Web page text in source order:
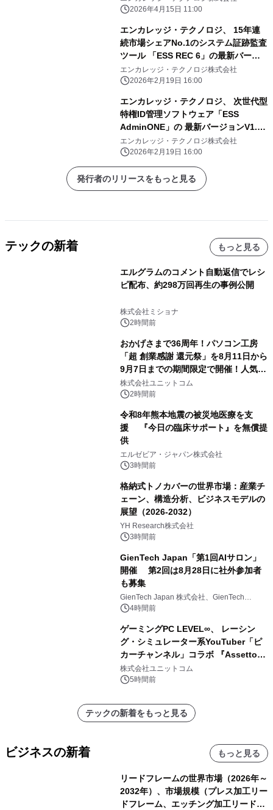
2026年4月15日 11:00
エンカレッジ・テクノロジ、 15年連
続市場シェアNo.1のシステム証跡監査
ツール 「ESS REC 6」の最新バージ
ョンV6.2を2026年4月より販売開始
エンカレッジ・テクノロジ株式会社
2026年2月19日 16:00
エンカレッジ・テクノロジ、 次世代型
特権ID管理ソフトウェア「ESS
AdminONE」の 最新バージョンV1.5
を2026年4月より販売開始
エンカレッジ・テクノロジ株式会社
2026年2月19日 16:00
発行者のリリースをもっと見る
テックの新着 もっと見る
エルグラムのコメント自動返信でレシ
ピ配布、約298万回再生の事例公開
株式会社ミショナ
2時間前
おかげさまで36周年！パソコン工房
「超 創業感謝 還元祭」を8月11日から
9月7日までの期間限定で開催！人気の
ゲーミングPCや高性能ノートPCなど
対象iiyama PCのご購入で最大3万円分
株式会社ユニットコム
2時間前
令和8年熊本地震の被災地医療を支
援 『今日の臨床サポート』を無償提
供
エルゼビア・ジャパン株式会社
3時間前
格納式トノカバーの世界市場：産業チ
ェーン、構造分析、ビジネスモデルの
展望（2026-2032）
YH Research株式会社
3時間前
GienTech Japan「第1回AIサロン」
開催 第2回は8月28日に社外参加者
も募集
GienTech Japan 株式会社、GienTech
Consulting Japan 株式会社
4時間前
ゲーミングPC LEVEL∞、 レーシン
グ・シミュレーター系YouTuber「ピ
カーチャンネル」コラボ 『Assetto
Corsa EVO』推奨パソコン販売中
株式会社ユニットコム
5時間前
テックの新着をもっと見る
ビジネスの新着 もっと見る
リードフレームの世界市場（2026年～
2032年）、市場規模（プレス加工リー
ドフレーム、エッチング加工リードフ